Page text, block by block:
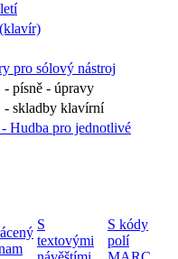
pro sólový nástroj
- písně - úpravy
- skladby klavírní
Hudba pro jednotlivé
S
textovými
S kódy
polí